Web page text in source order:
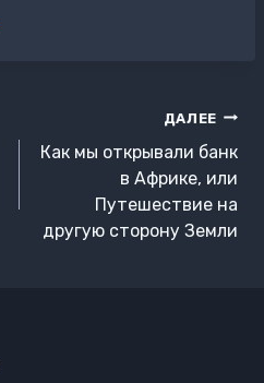
ДАЛЕЕ
Как мы открывали банк
в Африке, или
Путешествие на
другую сторону Земли